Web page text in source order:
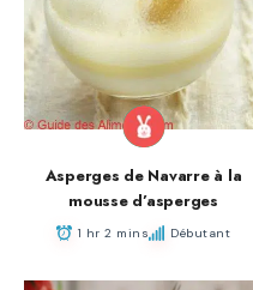
Asperges de Navarre à la
mousse d’asperges
1 hr 2 mins Débutant